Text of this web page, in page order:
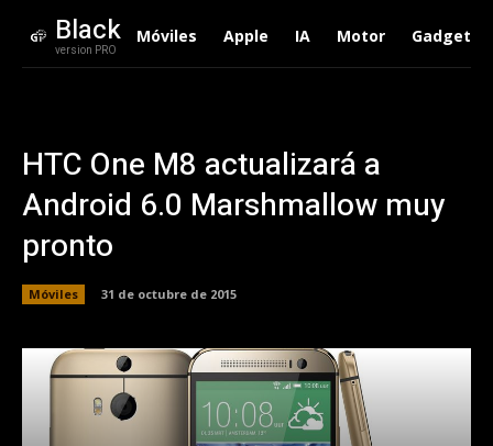
Black
version PRO
Móviles Apple IA Motor Gadgets
HTC One M8 actualizará a
Android 6.0 Marshmallow muy
pronto
Móviles 31 de octubre de 2015